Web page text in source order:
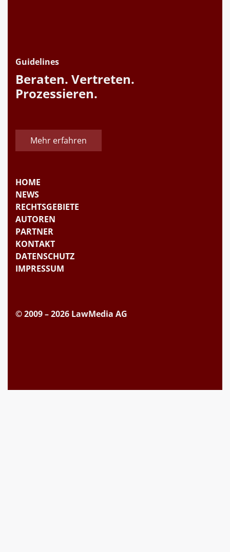
Guidelines
Beraten. Vertreten.
Prozessieren.
Mehr erfahren
HOME
NEWS
RECHTSGEBIETE
AUTOREN
PARTNER
KONTAKT
DATENSCHUTZ
IMPRESSUM
© 2009 – 2026 LawMedia AG